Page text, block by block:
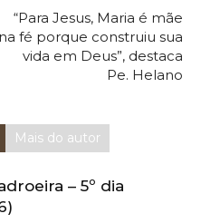
“Para Jesus, Maria é mãe
na fé porque construiu sua
vida em Deus”, destaca
Pe. Helano
Mais do autor
– 5º dia